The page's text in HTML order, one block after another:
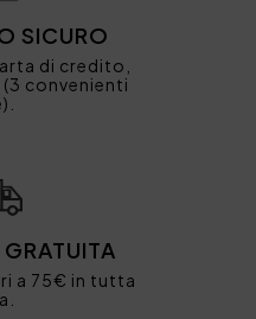
SICURO
di credito,
(3 convenienti
a 75€ in tutta